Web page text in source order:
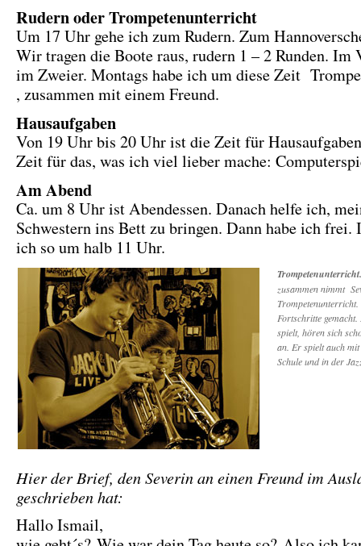
Rudern oder Trompetenunterricht
Um 17 Uhr gehe ich zum Rudern. Zum
Wir tragen die Boote raus, rudern 1 – 2 Runden. Im
im Zweier. Montags habe ich um diese Zeit
, zusammen mit einem Freund.
Hausaufgaben
Von 19 Uhr bis 20 Uhr ist die Zeit für
Zeit für das, was ich viel lieber mache:
Am Abend
Ca. um 8 Uhr ist Abendessen. Danach helfe ich,
Schwestern ins Bett zu bringen. Dann habe ich frei.
ich so um halb 11 Uhr.
Trompetenunterricht.
zusammen nimmt
Fortschritte
spielt, hören sich
an. Er spielt auch
Schule und in der
Hier der Brief, den Severin an einen Freund im
geschrieben hat:
Hallo Ismail,